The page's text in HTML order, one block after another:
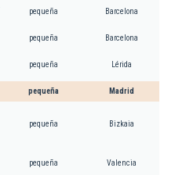
pequeña Barcelona
pequeña Barcelona
pequeña Lérida
pequeña Madrid
pequeña Bizkaia
pequeña Valencia